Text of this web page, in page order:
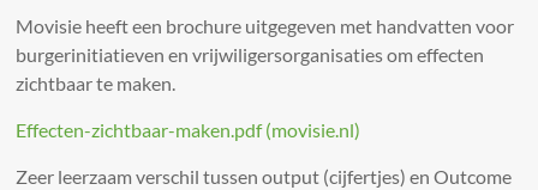
Movisie heeft een brochure uitgegeven met handvatten voor
burgerinitiatieven en vrijwiligersorganisaties om effecten
zichtbaar te maken.
Effecten-zichtbaar-maken.pdf (movisie.nl)
Zeer leerzaam verschil tussen output (cijfertjes) en Outcome